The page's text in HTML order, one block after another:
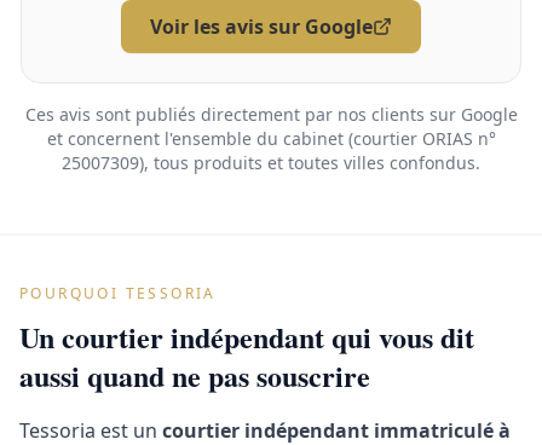
Voir les avis sur Google
Ces avis sont publiés directement par nos clients sur Google
et concernent l'ensemble du cabinet (courtier ORIAS n°
25007309), tous produits et toutes villes confondus.
POURQUOI TESSORIA
Un courtier indépendant qui vous dit
aussi quand ne pas souscrire
Tessoria est un courtier indépendant immatriculé à